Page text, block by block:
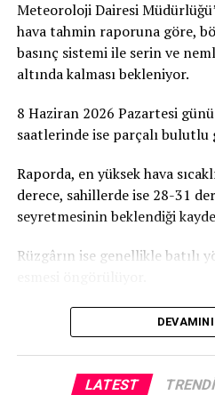
projesine destek olmaya davet
Birçok Meslek
Merkezi’nde terzilik,
tesisatçılık, robotik kodlama,
verilmesi planlanıyor.
eğitim altyapısına önemli
gençlerin istihdam
Meteoroloji Dairesi
hava tahmin raporuna göre,
basınç sistemi ile serin ve
altında kalması bekleniyor.
8 Haziran 2026 Pazartesi
saatlerinde ise parçalı bulutlu
Raporda, en yüksek hava
derece, sahillerde ise 28-31
seyretmesinin beklendiği
Rüzgârın ise genellikle batılı
DEVAMINI
LATEST